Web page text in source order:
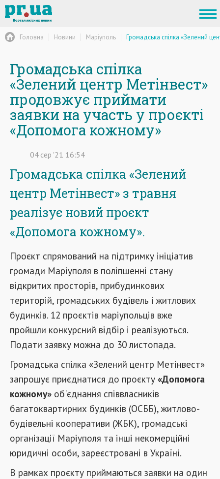
Головна Новини Маріуполь Громадська спілка «Зелений
Громадська спілка
«Зелений центр Метінвест»
продовжує приймати
заявки на участь у проєкті
«Допомога кожному»
04 сер '21 16:54
Громадська спілка «Зелений
центр Метінвест» з травня
реалізує новий проєкт
«Допомога кожному».
Проєкт спрямований на підтримку ініціатив
громади Маріуполя в поліпшенні стану
відкритих просторів, прибудинкових
територій, громадських будівель і житлових
будинків. 12 проєктів маріупольців вже
пройшли конкурсний відбір і реалізуються.
Подати заявку можна до 30 листопада.
Громадська спілка «Зелений центр Метінвест»
запрошує приєднатися до проєкту «Допомога
кожному» об'єднання співвласників
багатоквартирних будинків (ОСББ), житлово-
будівельні кооперативи (ЖБК), громадські
організації Маріуполя та інші некомерційні
юридичні особи, зареєстровані в Україні.
В рамках проєкту приймаються заявки на один